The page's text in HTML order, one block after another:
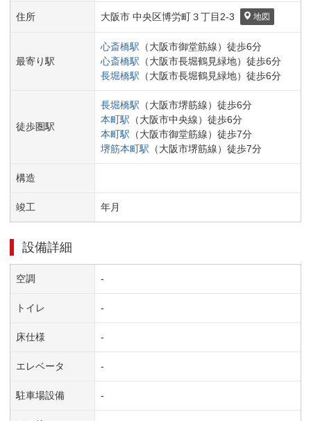
住所 大阪市 中央区博労町３丁目 2-3 地図
最寄り駅
心斎橋駅 （大阪市御堂筋線） 徒歩6分
心斎橋駅 （大阪市長堀鶴見緑地） 徒歩6分
長堀橋駅 （大阪市長堀鶴見緑地） 徒歩6分
徒歩圏駅
長堀橋駅 （大阪市堺筋線） 徒歩6分
本町駅 （大阪市中央線） 徒歩6分
本町駅 （大阪市御堂筋線） 徒歩7分
堺筋本町駅 （大阪市堺筋線） 徒歩7分
構造
竣工 年月
設備詳細
空調 -
トイレ -
床仕様 -
エレベータ -
駐車場設備 -